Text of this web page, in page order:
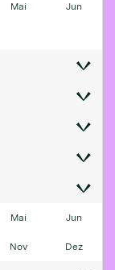
Mai Jun
Mai Jun
Nov Dez